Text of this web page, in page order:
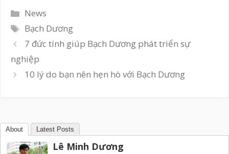
Danh
mục
News
Thẻ
Bạch Dương
7 đức tính giúp Bạch Dương phát triển sự
nghiệp
10 lý do bạn nên hẹn hò với Bạch Dương
About Latest Posts
Lê Minh Dương